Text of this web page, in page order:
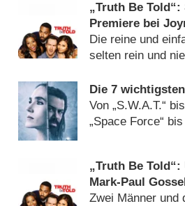
„Truth Be Told“:
Premiere bei
Die reine und
selten rein und
Die 7
Von „S.W.A.T.“
„Space Force“
„Truth Be
Mark-Paul
deutsche
Zwei Männer und